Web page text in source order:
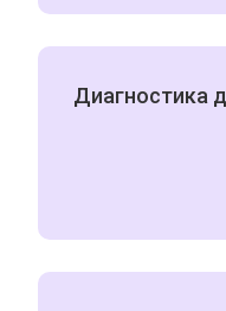
Диагностика